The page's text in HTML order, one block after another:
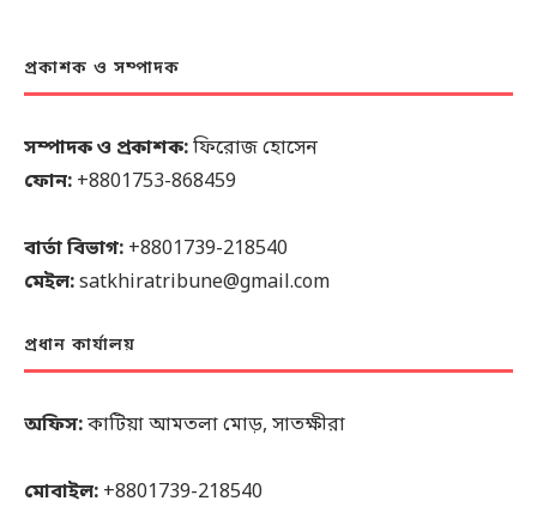
প্রকাশক ও সম্পাদক
সম্পাদক ও প্রকাশক:ফিরোজ হোসেন
ফোন: +8801753-868459
বার্তা বিভাগ: +8801739-218540
মেইল:satkhiratribune@gmail.com
প্রধান কার্যালয়
অফিস:কাটিয়া আমতলা মোড়, সাতক্ষীরা
মোবাইল: +8801739-218540